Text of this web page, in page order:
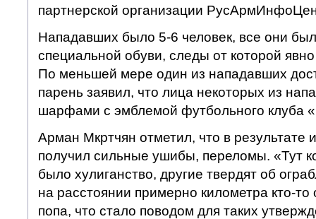
партнерской организации
Нападавших было 5-6 человек, все они
специальной обуви, следы от которой
По меньшей мере один из нападавших
парень заявил, что лица некоторых из
шарфами с эмблемой футбольного клуба
Арман Мкртчян отметил, что в результате
получил сильные ушибы, переломы. «Тут
было хулиганство, другие твердят об
на расстоянии примерно километра кто-то
попа, что стало поводом для таких